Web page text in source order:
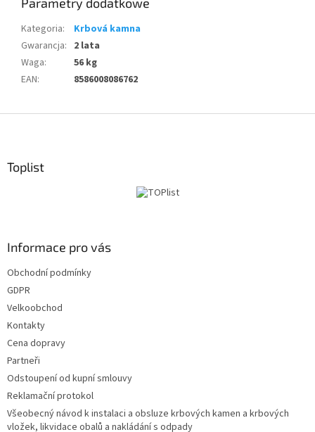
Kategoria:
Krbová kamna
Gwarancja: 2 lata
Waga:
56 kg
EAN: 8586008086762
pToplist
Informace pro vás
Obchodní podmínky
GDPR
Velkoobchod
Kontakty
Cena dopravy
Partneři
Odstoupení od kupní smlouvy
Reklamační protokol
Všeobecný návod k instalaci a obsluze krbových kamen a krbových
vložek, likvidace obalů a nakládání s odpady